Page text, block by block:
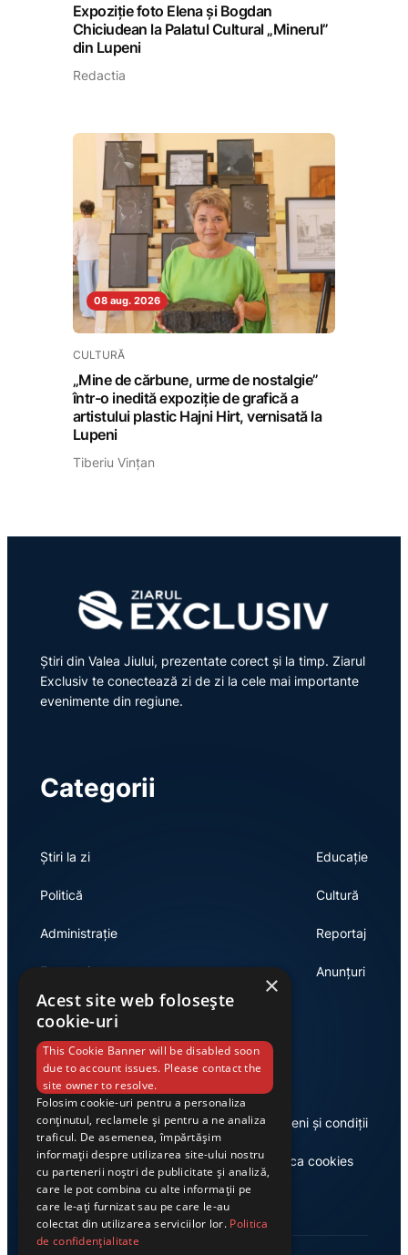
Expoziție foto Elena și Bogdan
Chiciudean la Palatul Cultural „Minerul”
din Lupeni
Redactia
08 aug. 2026
CULTURĂ
„Mine de cărbune, urme de nostalgie”
într-o inedită expoziție de grafică a
artistului plastic Hajni Hirt, vernisată la
Lupeni
Tiberiu Vințan
Știri din Valea Jiului, prezentate corect și la timp. Ziarul
Exclusiv te conectează zi de zi la cele mai importante
evenimente din regiune.
Categorii
Știri la zi
Politică
Administrație
Economie
Educație
Cultură
Reportaj
Anunțuri
Link-uri utile
Despre noi
Casa de editură Exclusiv
Termeni și condiții
Politica cookies
×
Acest site web folosește
cookie-uri
This Cookie Banner will be disabled soon
due to account issues. Please contact the
site owner to resolve.
Folosim cookie-uri pentru a personaliza
conținutul, reclamele și pentru a ne analiza
traficul. De asemenea, împărtășim
informații despre utilizarea site-ului nostru
cu partenerii noștri de publicitate și analiză,
care le pot combina cu alte informații pe
care le-ați furnizat sau pe care le-au
colectat din utilizarea serviciilor lor. Politica
de confidențialitate